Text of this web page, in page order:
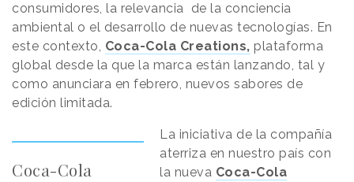
consumidores, la relevancia de la conciencia
ambiental o el desarrollo de nuevas tecnologías. En
este contexto, Coca-Cola Creations, plataforma
global desde la que la marca están lanzando, tal y
como anunciara en febrero, nuevos sabores de
edición limitada.
Coca-Cola
La iniciativa de la compañía
aterriza en nuestro país con
la nueva Coca-Cola